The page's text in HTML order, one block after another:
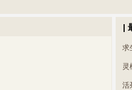
|
求
灵
活